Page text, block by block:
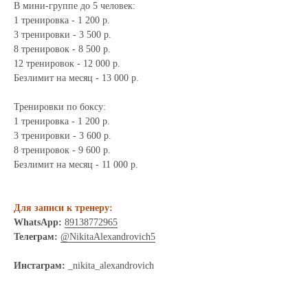
В мини-группе до 5 человек:
1 тренировка - 1 200 р.
3 тренировки - 3 500 р.
8 тренировок - 8 500 р.
12 тренировок - 12 000 р.
Безлимит на месяц - 13 000 р.
Тренировки по боксу:
1 тренировка - 1 200 р.
3 тренировки - 3 600 р.
8 тренировок - 9 600 р.
Безлимит на месяц - 11 000 р.
Для записи к тренеру:
WhatsApp: 89138772965
Телеграм: @NikitaAlexandrovich5
Инстаграм: _nikita_alexandrovich